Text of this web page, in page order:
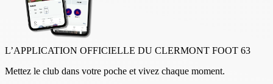
L’APPLICATION OFFICIELLE DU CLERMONT FOOT 63
Mettez le club dans votre poche et vivez chaque moment.